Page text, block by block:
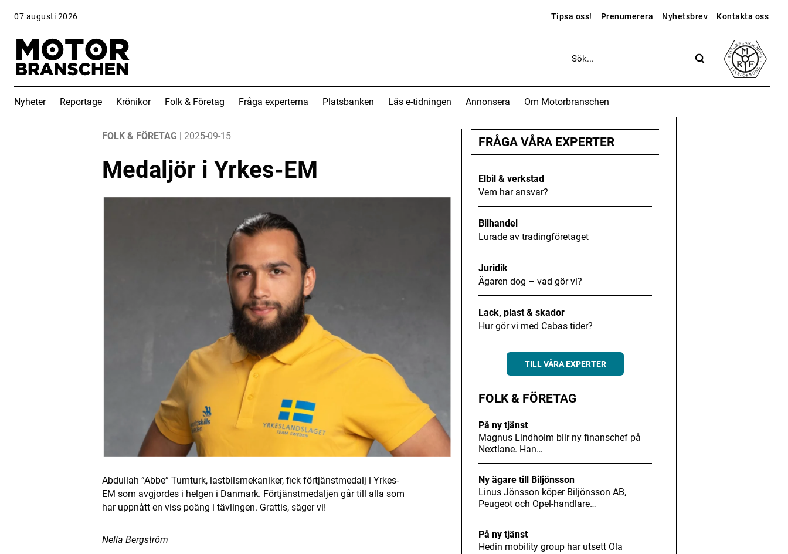
07 augusti 2026 Tipsa oss! Prenumerera Nyhetsbrev Kontakta oss
Nyheter Reportage Krönikor Folk & Företag Fråga experterna Platsbanken Läs e-tidningen Annonsera
Om Motorbranschen
FOLK & FÖRETAG | 2025-09-15
Medaljör i Yrkes-EM
Abdullah ”Abbe” Tumturk, lastbilsmekaniker, fick förtjänstmedalj i Yrkes-
EM som avgjordes i helgen i Danmark. Förtjänstmedaljen går till alla som
har uppnått en viss poäng i tävlingen. Grattis, säger vi!
Nella Bergström
FRÅGA VÅRA EXPERTER
Elbil & verkstad
Vem har ansvar?
Bilhandel
Lurade av tradingföretaget
Juridik
Ägaren dog – vad gör vi?
Lack, plast & skador
Hur gör vi med Cabas tider?
TILL VÅRA EXPERTER
FOLK & FÖRETAG
På ny tjänst
Magnus Lindholm blir ny finanschef på
Nextlane. Han…
Ny ägare till Biljönsson
Linus Jönsson köper Biljönsson AB,
Peugeot och Opel-handlare…
På ny tjänst
Hedin mobility group har utsett Ola